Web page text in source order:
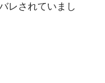
レされていまし